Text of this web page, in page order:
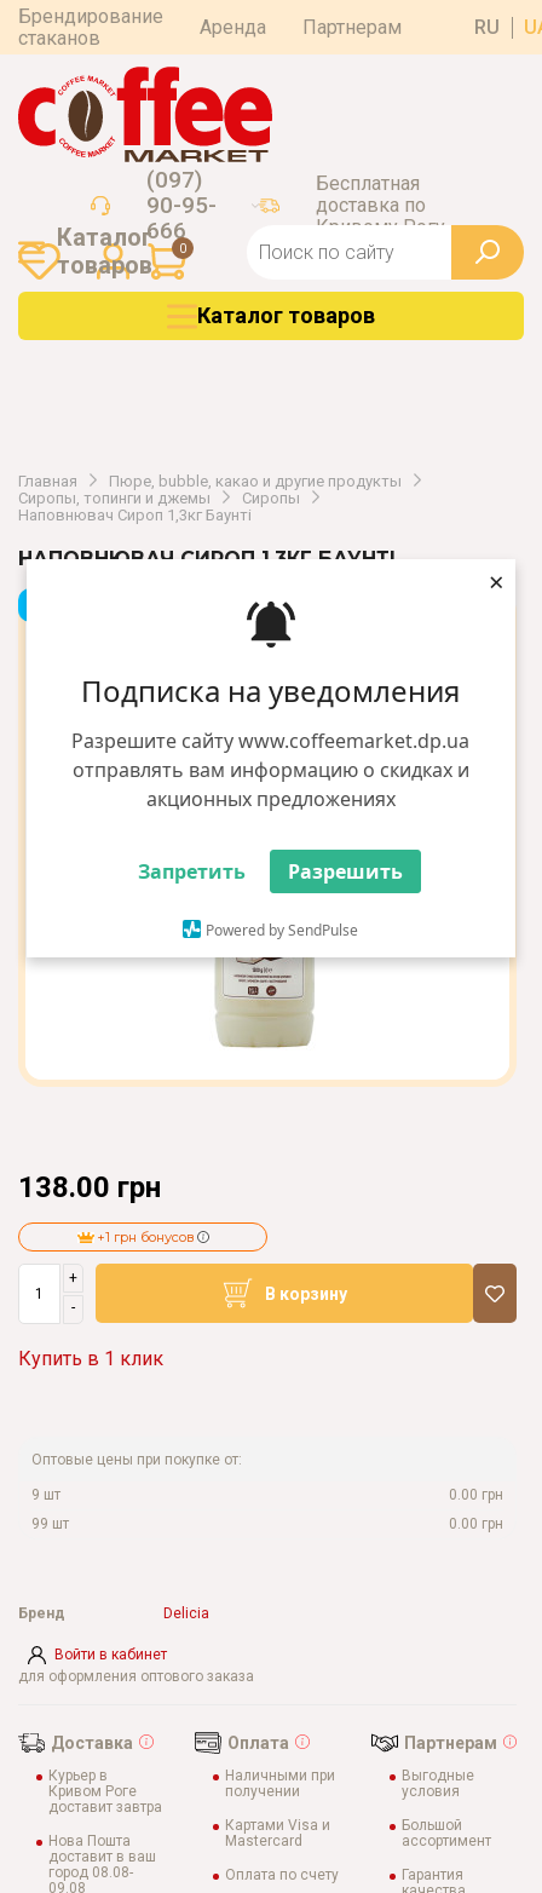
Подписка на уведомления
Разрешите сайту www.coffeemarket.dp.ua
отправлять вам информацию о скидках и
акционных предложениях
Запретить Разрешить
Powered by SendPulse
×
Брендирование
стаканов
Аренда Партнерам RU
(097)
90-95-
666
Бесплатная
доставка по
Кривому Рогу
0
Каталог
товаров
Каталог товаров
Главная
Пюре, bubble, какао и другие продукты
Сиропы, топинги и джемы
Сиропы
Наповнювач Сироп 1,3кг Баунті
НАПОВНЮВАЧ СИРОП 1,3КГ БАУНТІ
138.00 грн
+1 грн бонусов
+
-
В корзину
Купить в 1 клик
Оптовые цены при покупке от:
9 шт
0.00 грн
99 шт
0.00 грн
Войти в кабинет
для оформления оптового заказа
Бренд Delicia
Доставка
Курьер в
Кривом Роге
доставит завтра
Нова Пошта
доставит в ваш
город 08.08-
09.08
Оплата
Наличными при
получении
Картами Visa и
Mastercard
Оплата по счету
Партнерам
Выгодные
условия
Большой
ассортимент
Гарантия